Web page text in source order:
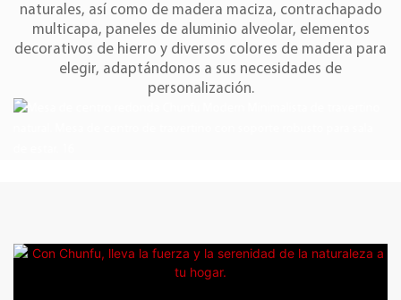
naturales, así como de madera maciza, contrachapado
multicapa, paneles de aluminio alveolar, elementos
decorativos de hierro y diversos colores de madera para
elegir, adaptándonos a sus necesidades de
personalización.